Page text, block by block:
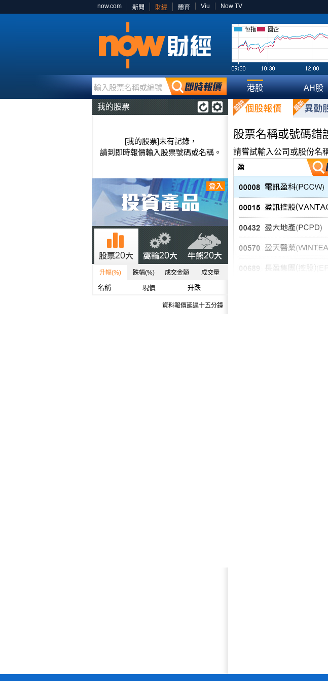
now.com 新聞 財經 體育 Viu Now TV
恒指 國企
輸入股票名稱或編號 港股 AH股
我的股票
[我的股票]未有記錄，
請到即時報價輸入股票號碼或名稱。
升幅(%) 跌幅(%) 成交金額 成交量
名稱 現價 升跌
資料報價延遲十五分鐘
股票名稱或號碼錯
請嘗試輸入公司或股份名